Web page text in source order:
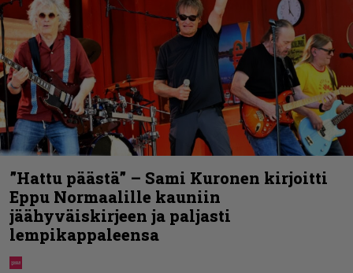
”Hattu päästä” – Sami Kuronen kirjoitti
Eppu Normaalille kauniin
jäähyväiskirjeen ja paljasti
lempikappaleensa